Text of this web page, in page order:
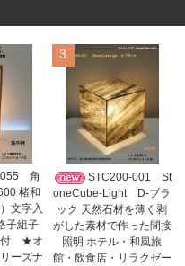
055 角
楮和
文字入
子組子
付 ★オ
ーズナ
3
STC200-001 St
oneCube-Light D-ブラ
ック 天然石材を薄く剥
がした素材で作った間接
照明 ホテル・和風旅
館・飲食店・リラクゼー